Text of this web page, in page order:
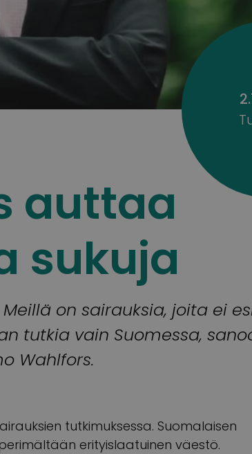
auttaa
sukuja
on sairauksia, joita ei
tutkia vain Suomessa,
Wahlfors.
tutkimuksessa. Suomalaisen
erityislaatuinen väestö.